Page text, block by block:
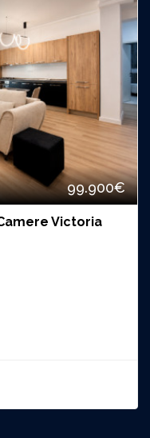
99.900€
Victoria